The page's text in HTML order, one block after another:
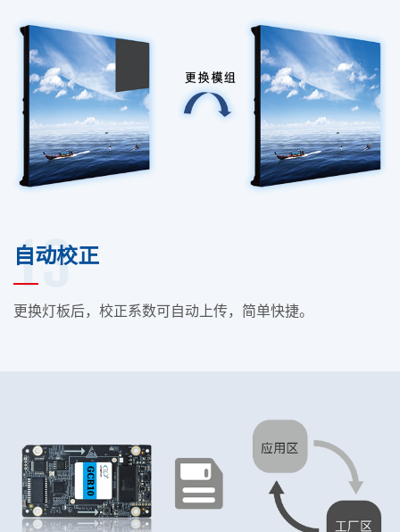
自动校正
13
更换灯板后，校正系数可自动上传，简单快捷。